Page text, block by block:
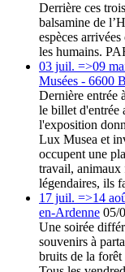
Derrière ces
balsamine de
espèces
les humains.
03 juil. =>09
Musées - 6600
Dernière entrée
le billet d'entrée
l'exposition
Lux Musea et
occupent une
travail, animaux
légendaires, ils
17 juil. =>14
en-Ardenne 05/
Une soirée
souvenirs à
bruits de la